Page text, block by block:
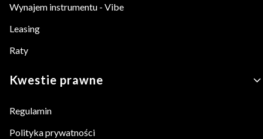
Wynajem instrumentu - Vibe
Leasing
Raty
Kwestie prawne
Regulamin
Polityka prywatności